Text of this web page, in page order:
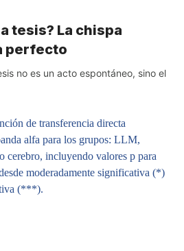
tesis? La chispa
perfecto
no es un acto espontáneo, sino el